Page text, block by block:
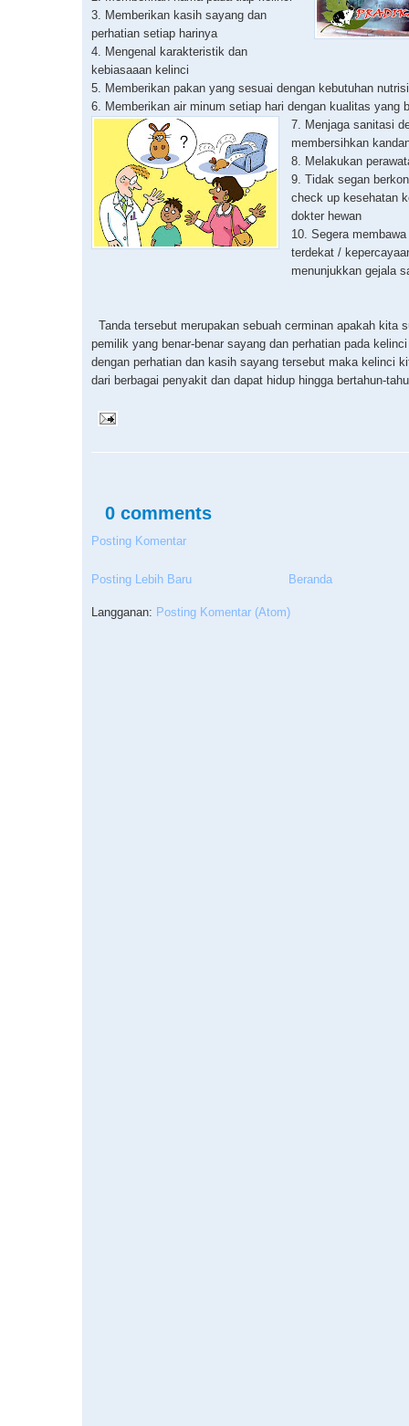
3. Memberikan kasih sayang dan
perhatian setiap harinya
4. Mengenal karakteristik dan
kebiasaaan kelinci
5. Memberikan pakan yang sesuai dengan kebutuhan
6. Memberikan air minum setiap hari dengan kualitas yang
7. Menjaga sanitasi
membersihkan
8. Melakukan
9. Tidak segan
check up kesehatan
dokter hewan
10. Segera
terdekat /
menunjukkan gejala
Tanda tersebut merupakan sebuah cerminan apakah kita
pemilik yang benar-benar sayang dan perhatian pada
dengan perhatian dan kasih sayang tersebut maka kelinci
dari berbagai penyakit dan dapat hidup hingga bertahun-
0 comments
Posting Komentar
Posting Lebih Baru Beranda
Langganan: Posting Komentar (Atom)